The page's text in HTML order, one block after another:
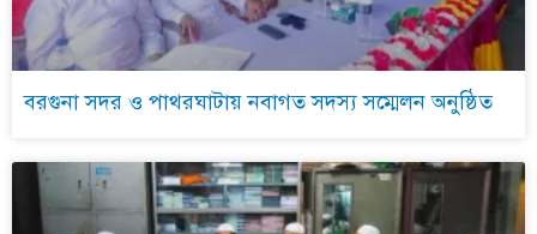
বরগুনা সদর ও পাথরঘাটায় নবাগত সদস্য সম্মেলন অনুষ্ঠিত